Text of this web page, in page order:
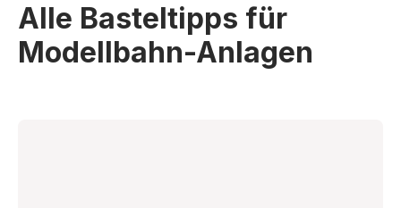
Alle Basteltipps für
Modellbahn-Anlagen